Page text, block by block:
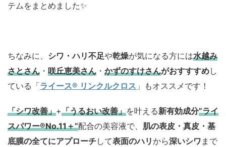
テムをまとめました✨
ちなみに、 シワ・ハリ不足や乾燥が気になる方には水越み
さとさん ・ 咲丘恵美さん ・ かずのすけさんがおすすすめし
ている「ライース® リンクルクロス 」もオススメです！
「シワ改善」+「うるおい改善」を叶える新有効成分”ライ
スパワー®No.11＋”配合の美容液で、 肌の表皮・真皮・基
底膜の全てにアプローチして表面のハリから深いシワ まで